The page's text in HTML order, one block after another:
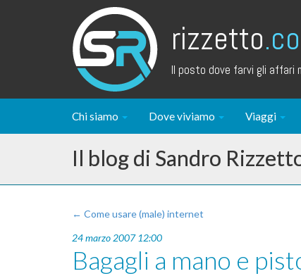
rizzetto
Il posto dove farvi gli affari
Chi siamo Dove viviamo Viaggi
Il blog di Sandro
← Come usare (male) internet
24 marzo 2007 12:00
Bagagli a mano e